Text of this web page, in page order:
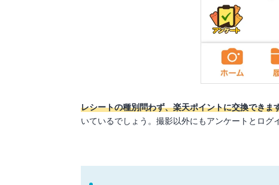
レシートの種別問わず、楽天ポイントに交換できま
いているでしょう。撮影以外にもアンケートとログ